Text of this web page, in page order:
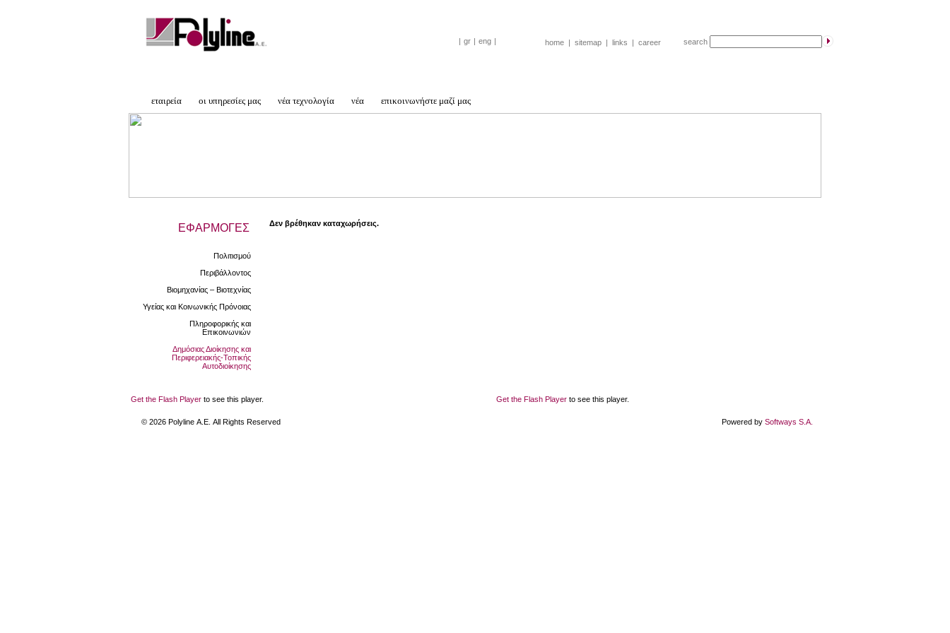
| gr | eng | home | sitemap | links | career search
εταιρεία οι υπηρεσίες μας νέα τεχνολογία νέα επικοινωνήστε μαζί μας
ΕΦΑΡΜΟΓΕΣ
Πολιτισμού
Περιβάλλοντος
Βιομηχανίας – Βιοτεχνίας
Υγείας και Κοινωνικής Πρόνοιας
Πληροφορικής και
Επικοινωνιών
Δημόσιας Διοίκησης και
Περιφερειακής-Τοπικής
Αυτοδιοίκησης
Δεν βρέθηκαν καταχωρήσεις.
Get the Flash Player to see this player. Get the Flash Player to see this player.
© 2026 Polyline Α.Ε. All Rights Reserved Powered by Softways S.A.